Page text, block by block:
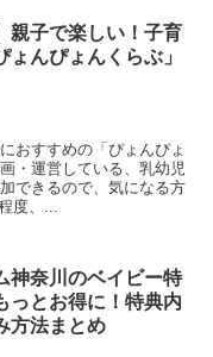
親子で楽しい！子育
ょんぴょんくらぶ」
おすすめの「ぴょんぴょ
・運営している、乳幼児
できるので、気になる方
度、...
神奈川のベイビー特
っとお得に！特典内
方法まとめ